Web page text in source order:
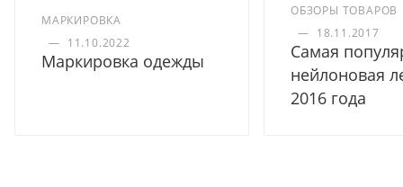
МАРКИРОВКА
— 11.10.2022
Маркировка одежды
ОБЗОРЫ ТОВАРОВ
— 18.11.2017
Самая
нейлоновая
2016 года